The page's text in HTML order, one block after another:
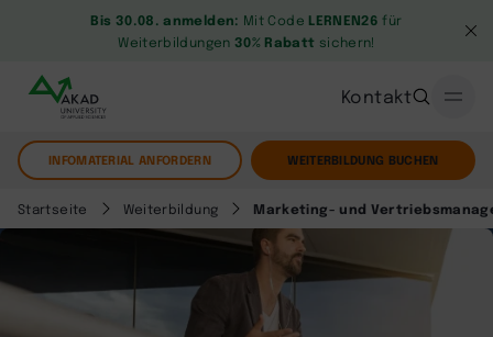
Bis 30.08. anmelden: Mit Code LERNEN26 für
Weiterbildungen 30% Rabatt sichern!
Kontakt
INFOMATERIAL ANFORDERN WEITERBILDUNG BUCHEN
Startseite Weiterbildung Marketing- und